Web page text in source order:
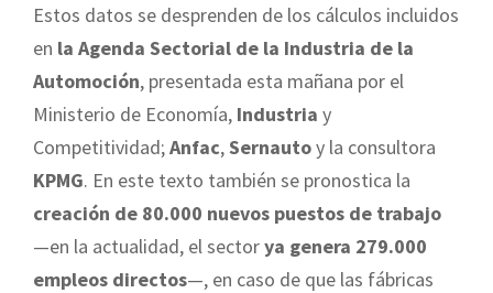
Estos datos se desprenden de los cálculos incluidos
en la Agenda Sectorial de la Industria de la
Automoción, presentada esta mañana por el
Ministerio de Economía, Industria y
Competitividad;Anfac,Sernautoy la consultora
KPMG. En este texto también se pronostica la
creación de 80.000 nuevos puestos de trabajo
—en la actualidad, el sectorya genera 279.000
empleos directos—, en caso de que las fábricas